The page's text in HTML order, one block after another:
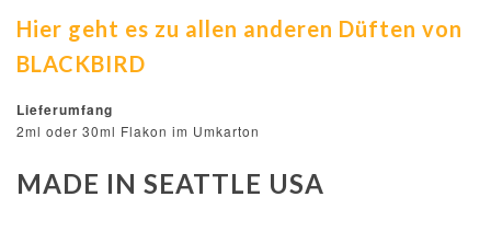
Hier geht es zu allen anderen Düften von
BLACKBIRD
Lieferumfang
2ml oder 30ml Flakon im Umkarton
MADE IN SEATTLE USA